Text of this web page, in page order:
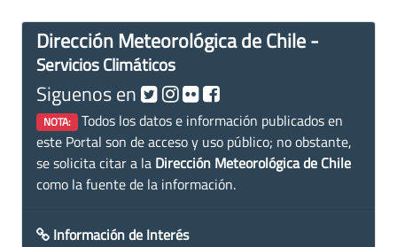
Dirección Meteorológica de Chile -
Servicios Climáticos
Siguenos en
NOTA: Todos los datos e información publicados en
este Portal son de acceso y uso público; no obstante,
se solicita citar a la Dirección Meteorológica de Chile
como la fuente de la información.
Información de Interés